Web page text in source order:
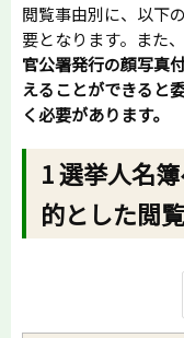
閲覧事由別に、以下
要となります。また
官公署発行の顔写真
えることができると
く必要があります。
1 選挙人名
的とした閲